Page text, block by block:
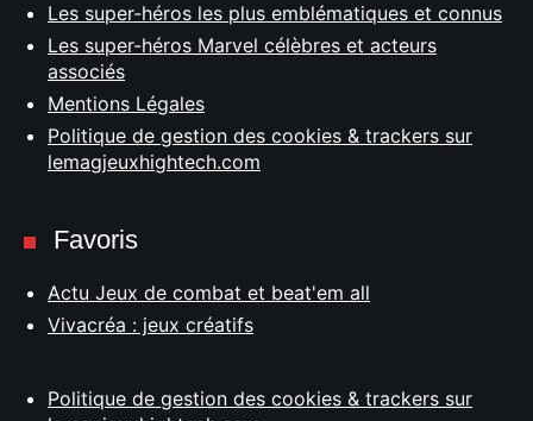
Les super-héros les plus emblématiques et connus
Les super-héros Marvel célèbres et acteurs
associés
Mentions Légales
Politique de gestion des cookies & trackers sur
lemagjeuxhightech.com
Favoris
Actu Jeux de combat et beat'em all
Vivacréa : jeux créatifs
Politique de gestion des cookies & trackers sur